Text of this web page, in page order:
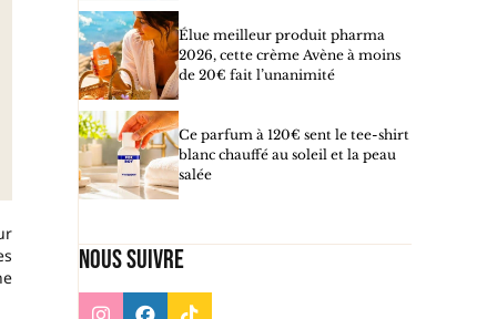
Élue meilleur produit pharma
2026, cette crème Avène à moins
de 20€ fait l’unanimité
Ce parfum à 120€ sent le tee-shirt
blanc chauffé au soleil et la peau
salée
Nous suivre